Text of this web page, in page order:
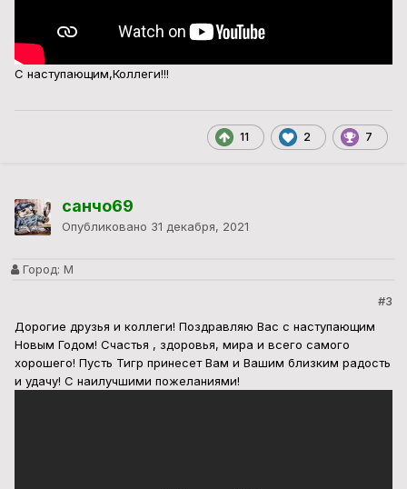
С наступающим,Коллеги!!!
11 2 7
санчо69
Опубликовано 31 декабря, 2021
Город: М
#3
Дорогие друзья и коллеги! Поздравляю Вас с наступающим
Новым Годом! Счастья , здоровья, мира и всего самого
хорошего! Пусть Тигр принесет Вам и Вашим близким радость
и удачу! С наилучшими пожеланиями!